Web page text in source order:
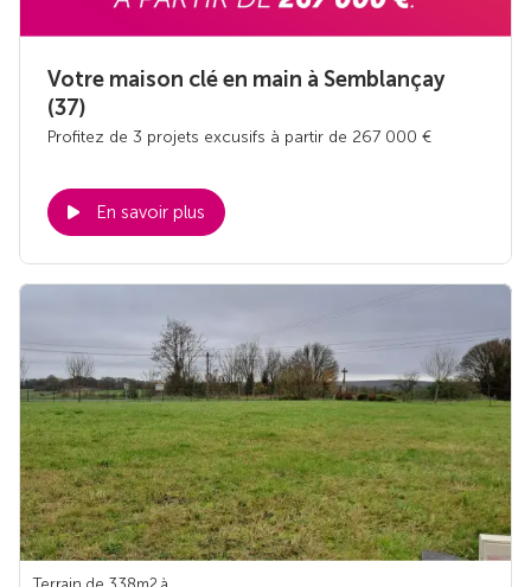
Votre maison clé en main à Semblançay
(37)
Profitez de 3 projets excusifs à partir de 267 000 €
En savoir plus